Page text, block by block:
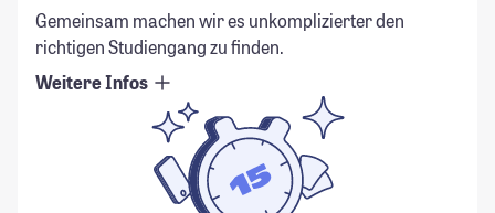
Gemeinsam machen wir es unkomplizierter den
richtigen Studiengang zu finden.
Weitere Infos